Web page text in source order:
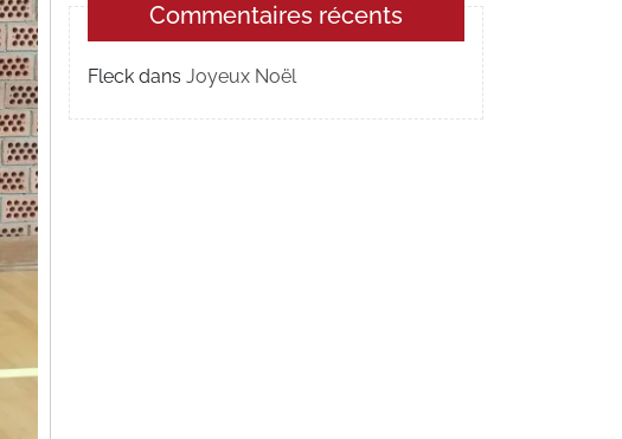
Commentaires récents
Fleck dans Joyeux Noël